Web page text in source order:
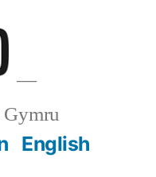
English